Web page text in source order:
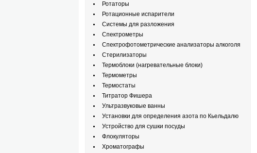
Ротаторы
Ротационные испарители
Системы для разложения
Спектрометры
Спектрофотометрические анализаторы алкоголя
Стерилизаторы
Термоблоки (нагревательные блоки)
Термометры
Термостаты
Титратор Фишера
Ультразвуковые ванны
Установки для определения азота по Кьельдалю
Устройство для сушки посуды
Флокуляторы
Хроматографы